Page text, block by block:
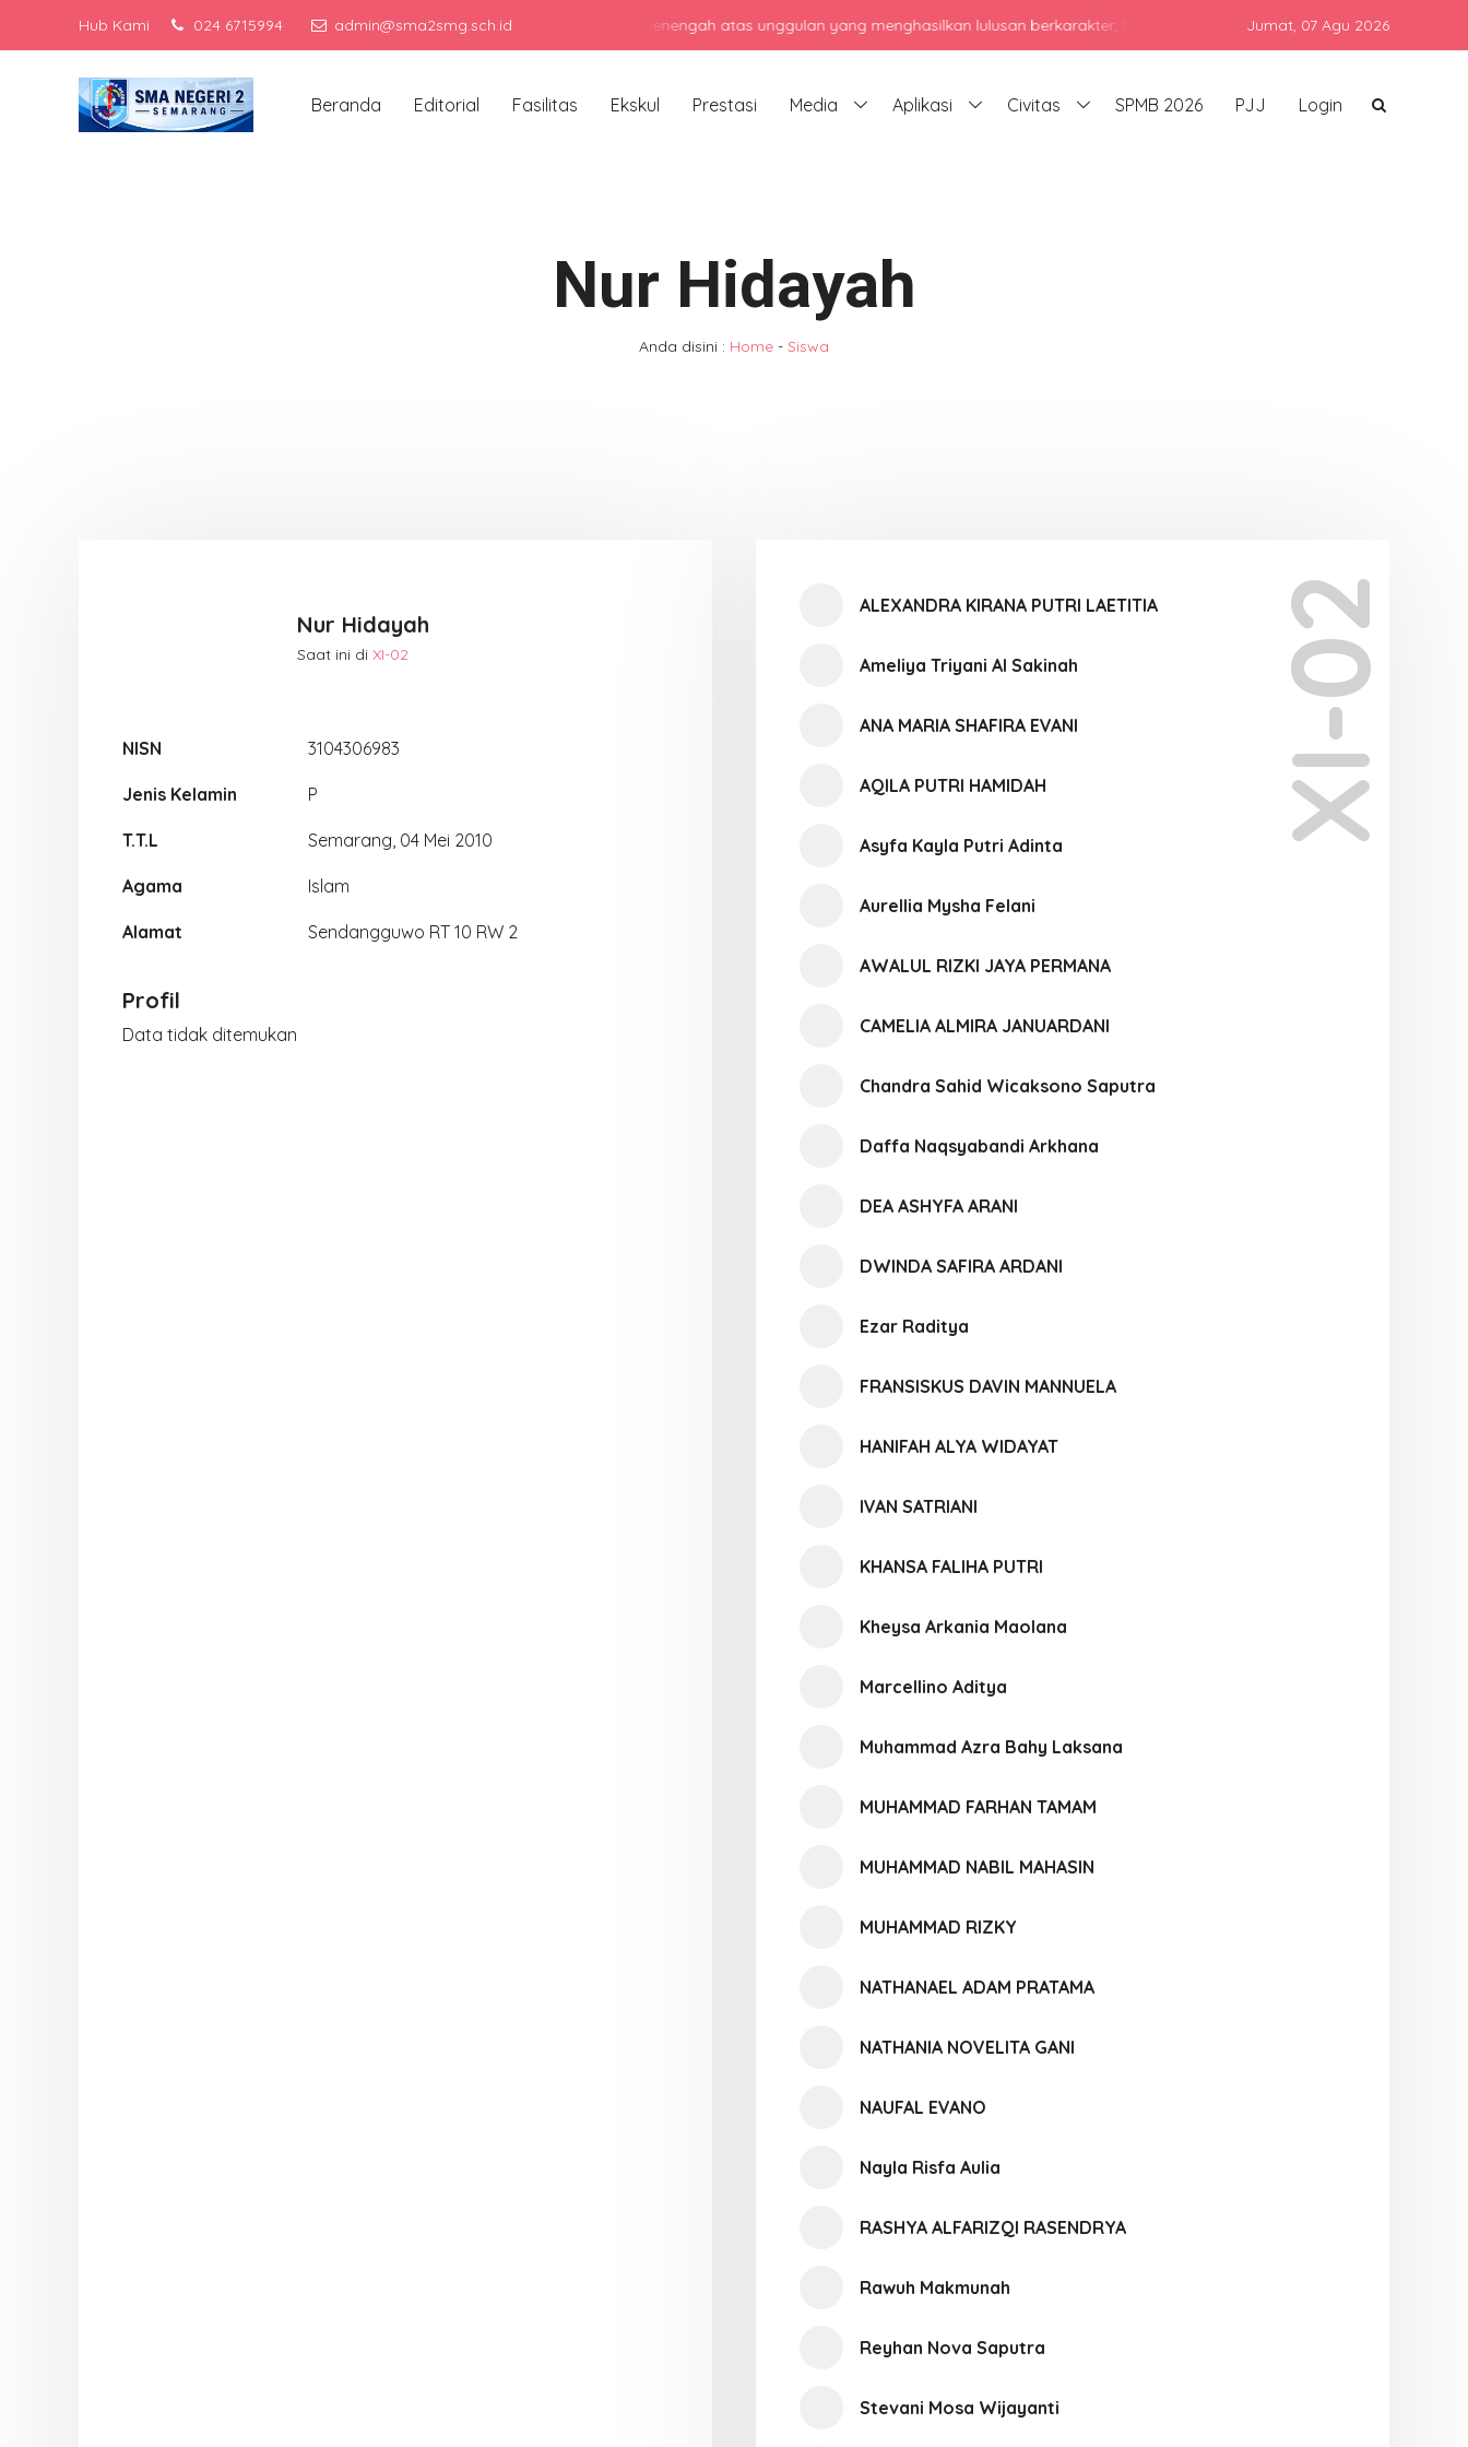
Hub Kami 024 6715994 admin@sma2smg.sch.idMenjadi sekolah menengah atas unggulan yang menghasilkan lulusan berkarakter, berprestasi, dan siap bersaing di era global
Jumat, 07 Agu 2026
Beranda Editorial Fasilitas Ekskul Prestasi Media Aplikasi Civitas SPMB 2026 PJJ Login
Nur Hidayah
Anda disini : Home - Siswa
Nur Hidayah
Saat ini di XI-02
NISN 3104306983
Jenis Kelamin P
T.T.L Semarang, 04 Mei 2010
Agama Islam
Alamat Sendangguwo RT 10 RW 2
Profil
Data tidak ditemukan
XI-02
ALEXANDRA KIRANA PUTRI LAETITIA
Ameliya Triyani Al Sakinah
ANA MARIA SHAFIRA EVANI
AQILA PUTRI HAMIDAH
Asyfa Kayla Putri Adinta
Aurellia Mysha Felani
AWALUL RIZKI JAYA PERMANA
CAMELIA ALMIRA JANUARDANI
Chandra Sahid Wicaksono Saputra
Daffa Naqsyabandi Arkhana
DEA ASHYFA ARANI
DWINDA SAFIRA ARDANI
Ezar Raditya
FRANSISKUS DAVIN MANNUELA
HANIFAH ALYA WIDAYAT
IVAN SATRIANI
KHANSA FALIHA PUTRI
Kheysa Arkania Maolana
Marcellino Aditya
Muhammad Azra Bahy Laksana
MUHAMMAD FARHAN TAMAM
MUHAMMAD NABIL MAHASIN
MUHAMMAD RIZKY
NATHANAEL ADAM PRATAMA
NATHANIA NOVELITA GANI
NAUFAL EVANO
Nayla Risfa Aulia
RASHYA ALFARIZQI RASENDRYA
Rawuh Makmunah
Reyhan Nova Saputra
Stevani Mosa Wijayanti